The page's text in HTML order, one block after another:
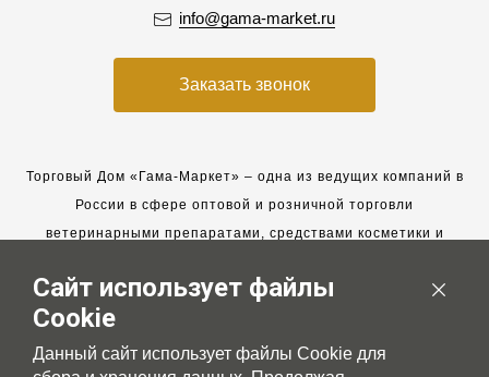
info@gama-market.ru
Заказать звонок
Торговый Дом «Гама-Маркет» – одна из ведущих компаний в
России в сфере оптовой и розничной торговли
ветеринарными препаратами, средствами косметики и
Мы работаем с 2005 года. Мы приглашаем к сотрудничеству
новых клиентов и всегда рассчитываем на взаимовыгодные,
долгосрочные партнерские отношения.
Сайт использует файлы
Cookie
Данный сайт использует файлы Cookie для